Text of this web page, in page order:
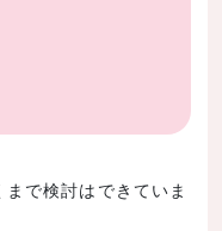
で検討はできていま